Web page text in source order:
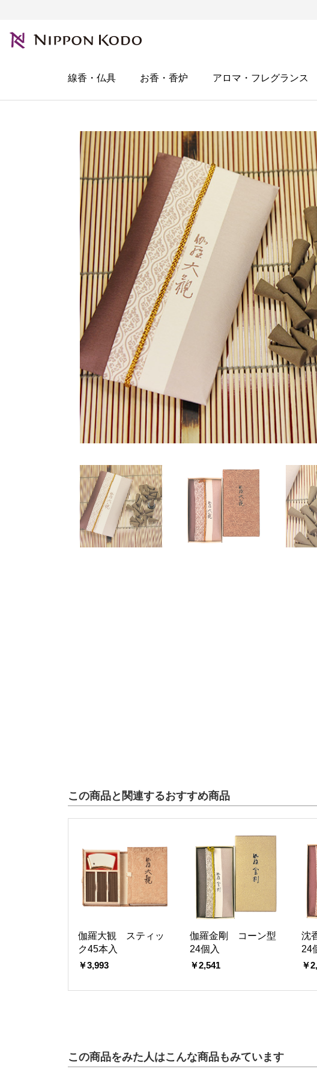
線香・仏具 お香・香炉 アロマ・フレグランス
この商品と関連するおすすめ商品
伽羅大観 スティッ
ク45本入
￥3,993
伽羅金剛 コーン型
24個入
￥2,541
沈
24
￥
この商品をみた人はこんな商品もみています